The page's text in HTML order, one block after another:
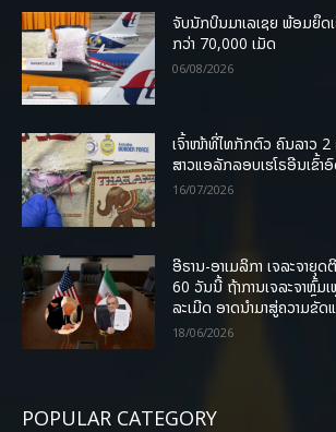
ຈັບນັກບິນມາເລເຊຍ ພ້ອມຍຶດເ
ກວ່າ 70,000 ເມັດ
06/08/2026
ເຈົ້າໜ້າທີ່ໄທກັກຕົວ ຄົນລາວ
ສາວແອລັກລອບເຮໂຣອີນເຂົ້າ
16/07/2026
ອີຣານ-ອາເມລິກາ ເຈລະຈາຍຸດ
60 ວັນນີ້ ຖ້າການເຈລະຈາຫຼົ້ມ
ລະເມີດ ອາດນໍາມາສູ່ຄວາມຂັດ
18/06/2026
POPULAR CATEGORY